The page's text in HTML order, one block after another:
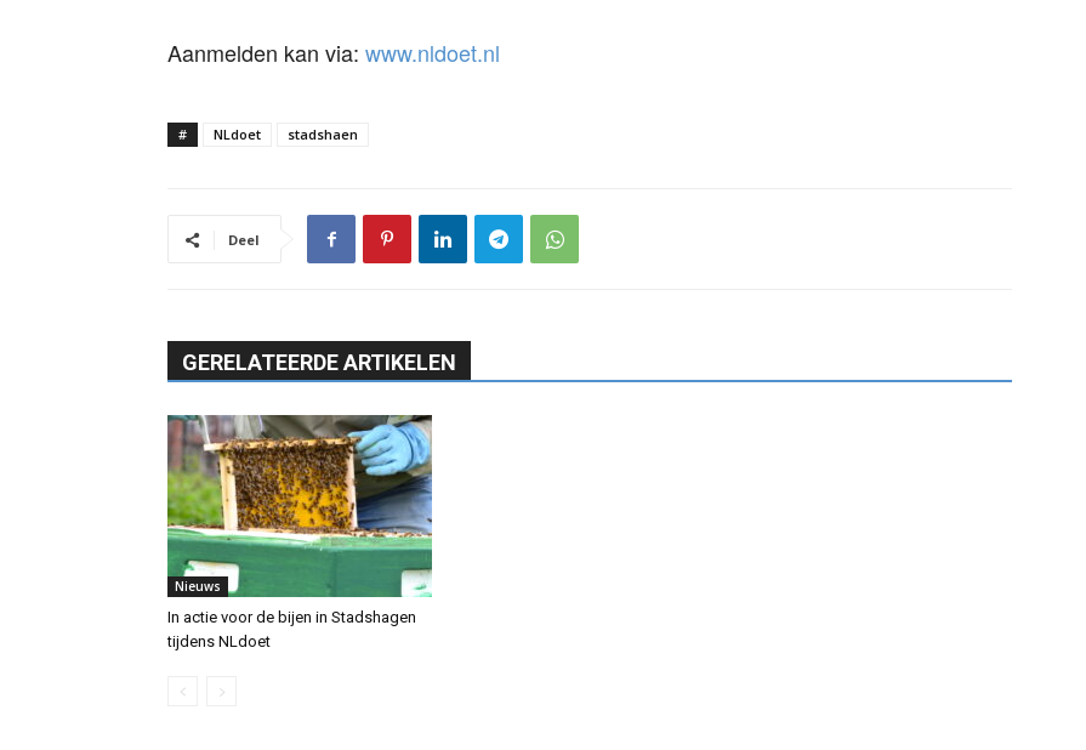
Aanmelden kan via: www.nldoet.nl
# NLdoet stadshaen
Deel
GERELATEERDE ARTIKELEN
Nieuws
In actie voor de bijen in Stadshagen
tijdens NLdoet